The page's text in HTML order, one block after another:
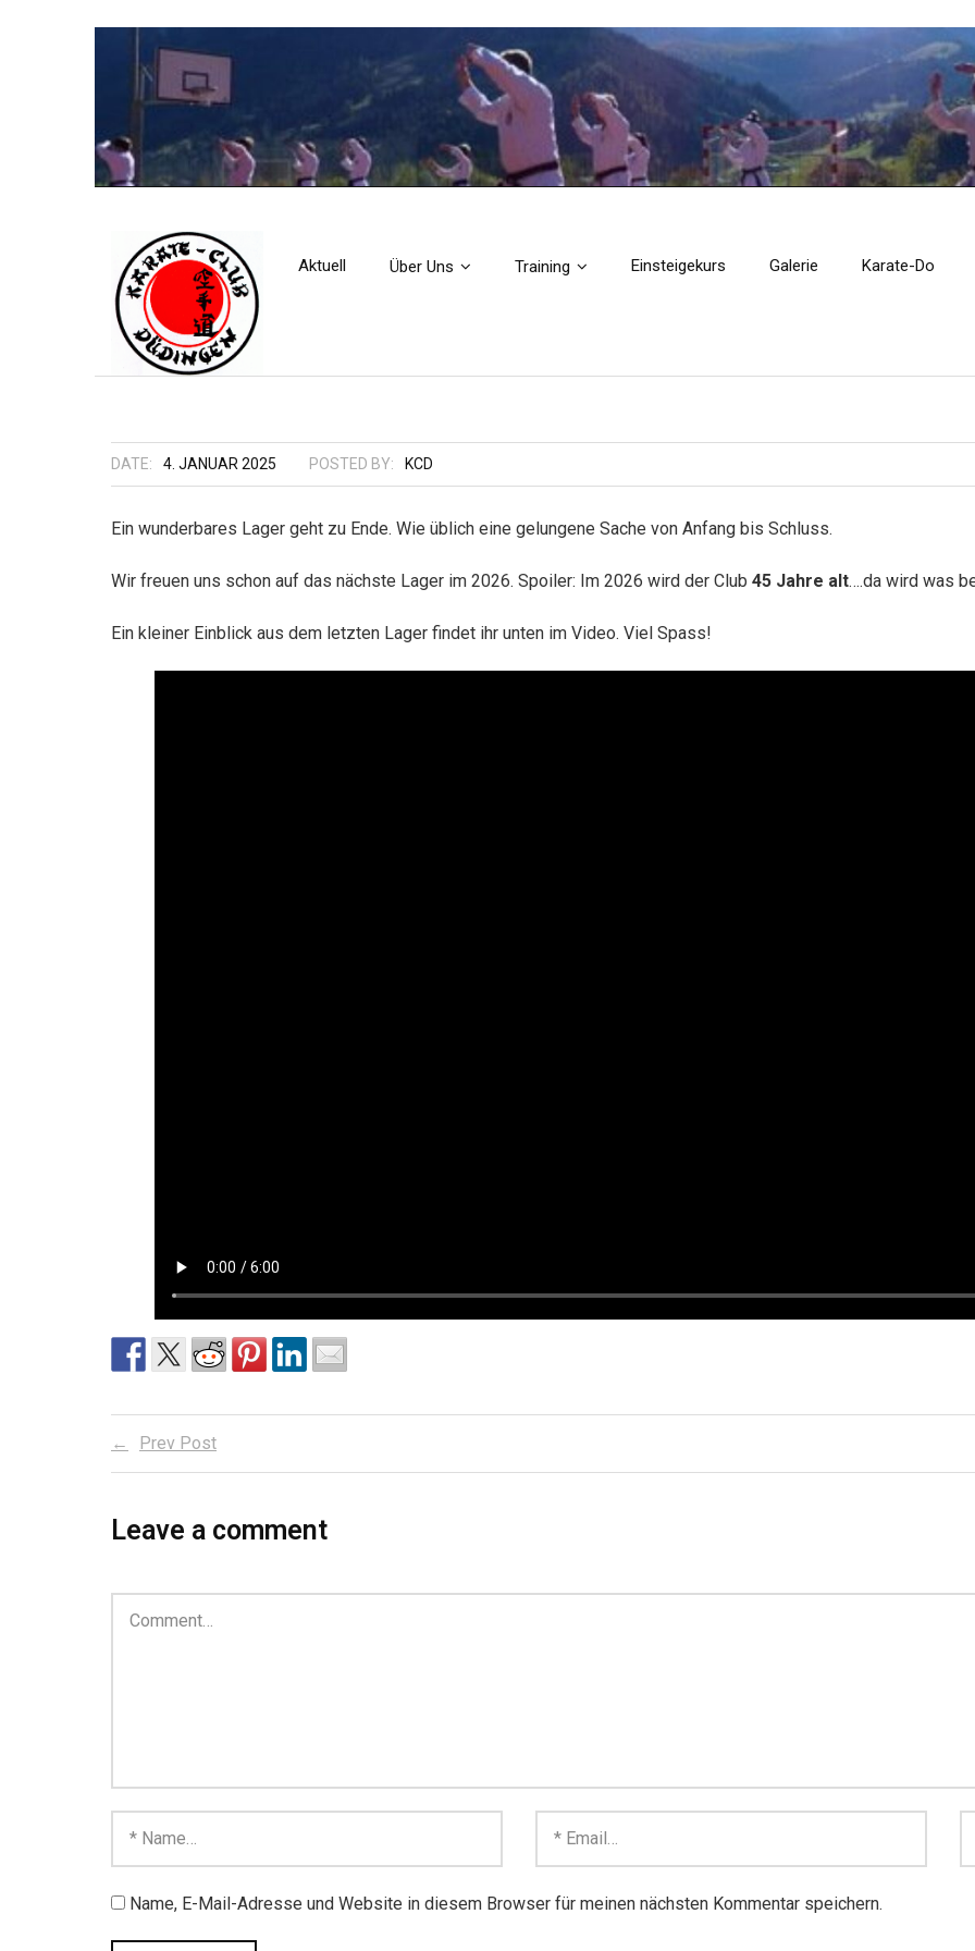
Aktuell Über Uns Training Einsteigekurs Galerie Karate-Do
DATE: 4. JANUAR 2025 POSTED BY: KCD
Ein wunderbares Lager geht zu Ende. Wie üblich eine gelungene Sache von Anfang bis Schluss.
Wir freuen uns schon auf das nächste Lager im 2026. Spoiler: Im 2026 wird der Club 45 Jahre alt….da wird was
Ein kleiner Einblick aus dem letzten Lager findet ihr unten im Video. Viel Spass!
Prev Post
Leave a comment
Name, E-Mail-Adresse und Website in diesem Browser für meinen nächsten Kommentar speichern.